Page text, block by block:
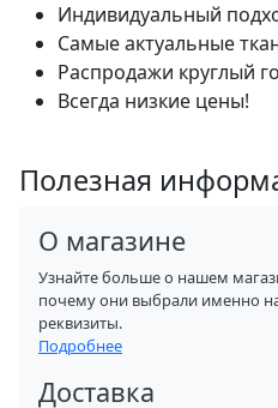
Индивидуальный
Самые актуальные
Распродажи круглый
Всегда низкие цены!
Полезная
О магазине
Узнайте больше о нашем
почему они выбрали именно
реквизиты.
Подробнее
Доставка